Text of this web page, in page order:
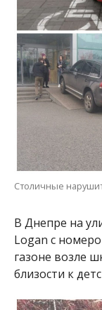
Столичные
В Днепре на
Logan с
газоне возле
близости к